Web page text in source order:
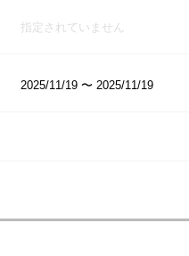
指定されていません
2025/11/19 〜 2025/11/19